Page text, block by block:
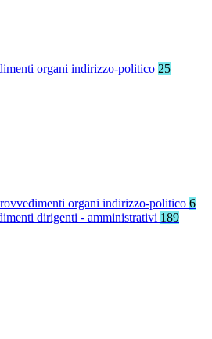
organi indirizzo-politico 25
organi indirizzo-politico 6
dirigenti - amministrativi 189